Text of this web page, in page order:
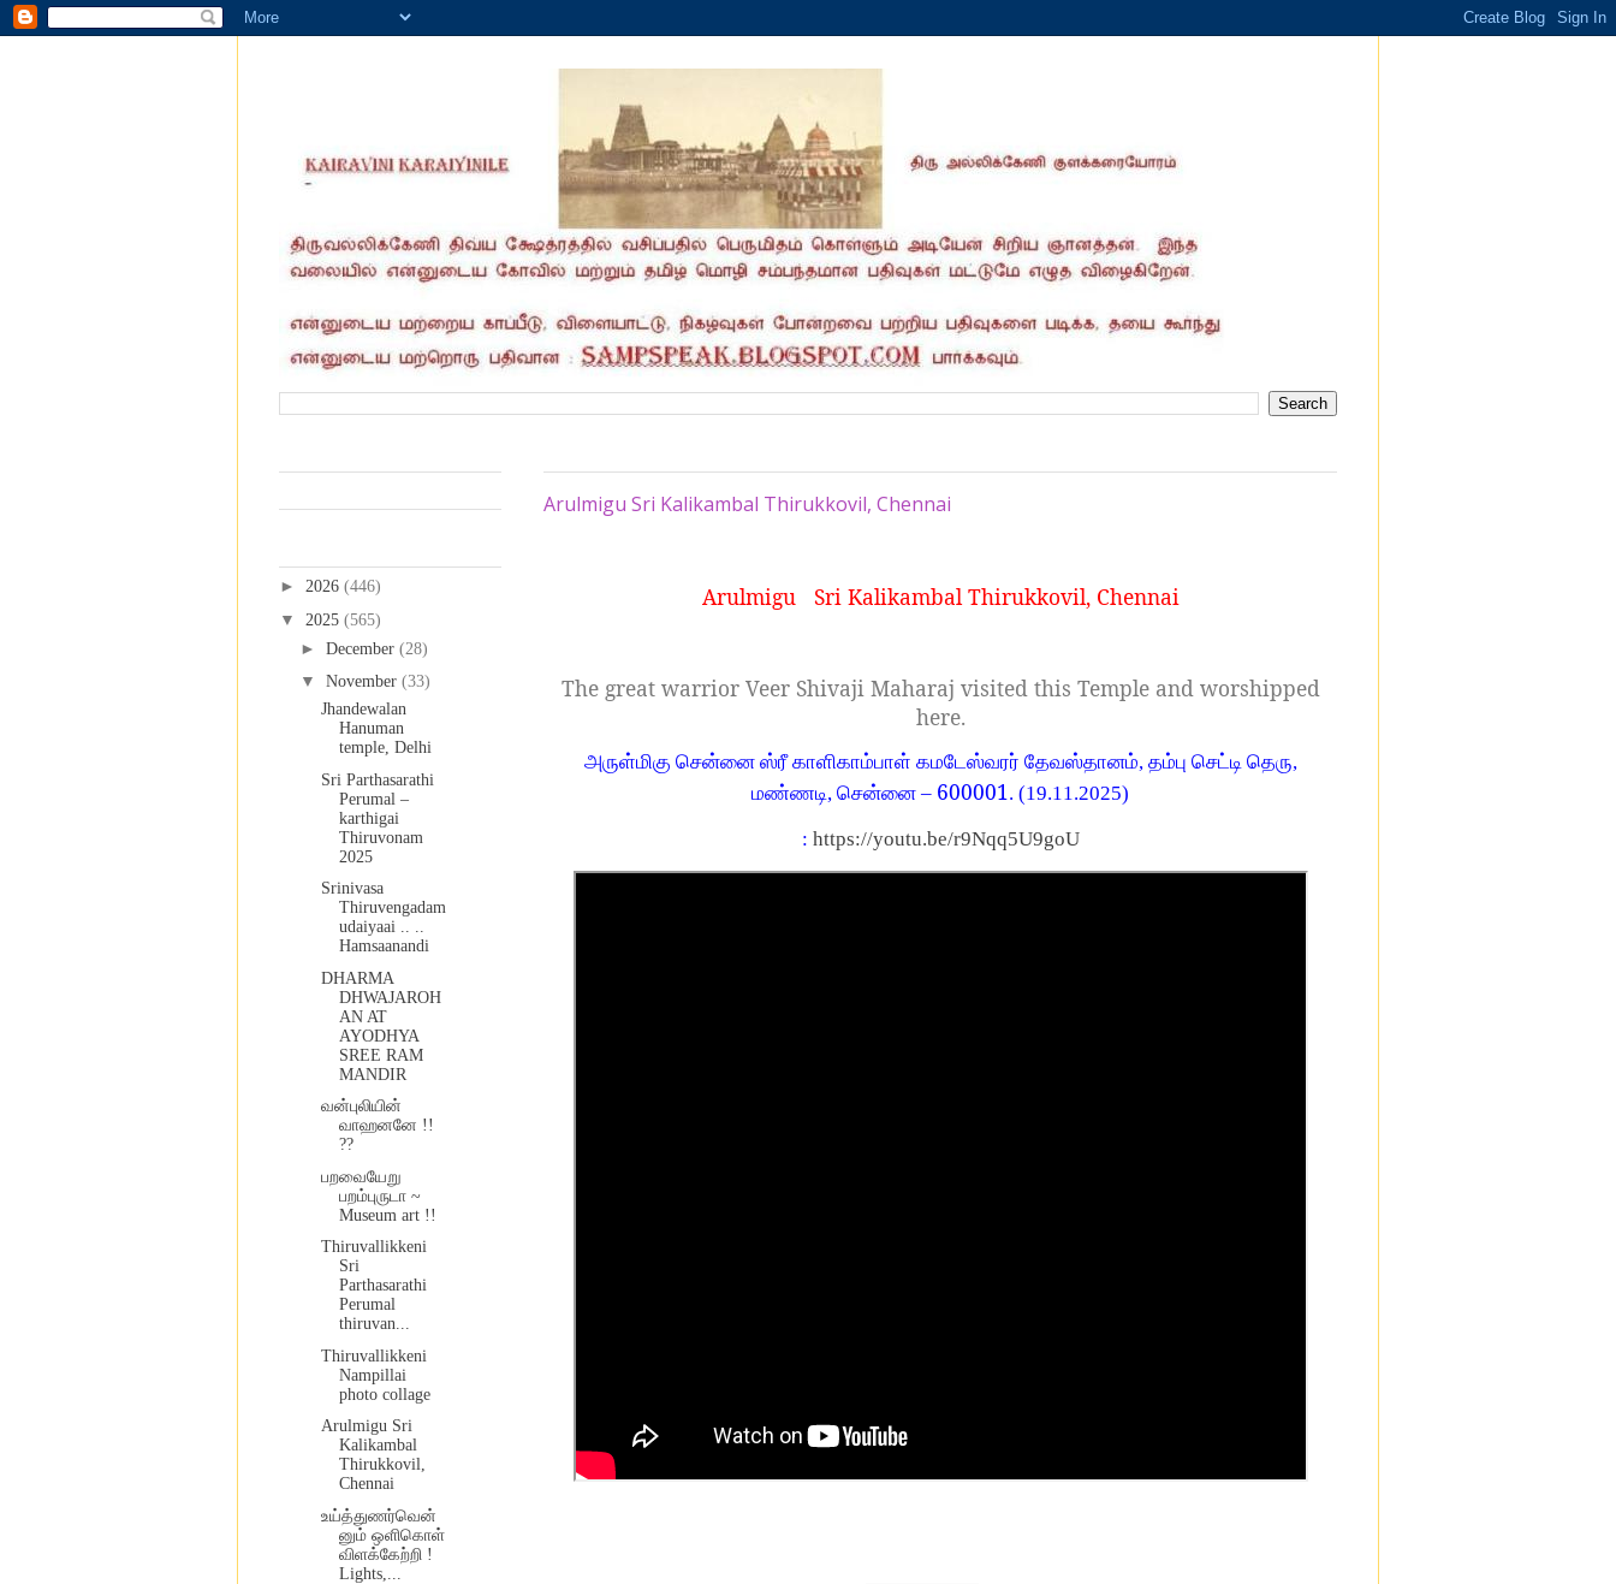
Arulmigu Sri Kalikambal Thirukkovil, Chennai
Arulmigu Sri Kalikambal Thirukkovil, Chennai
The great warrior Veer Shivaji Maharaj visited this Temple and worshipped
here.
அருள்மிகு சென்னை ஸ்ரீ காளிகாம்பாள் கமடேஸ்வரர் தேவஸ்தானம், தம்பு செட்டி தெரு,
மண்ணடி, சென்னை – 600001. (19.11.2025)
: https://youtu.be/r9Nqq5U9goU
► 2026 (446)
▼ 2025 (565)
► December (28)
▼ November (33)
Jhandewalan
Hanuman
temple, Delhi
Sri Parthasarathi
Perumal –
karthigai
Thiruvonam
2025
Srinivasa
Thiruvengadam
udaiyaai .. ..
Hamsaanandi
DHARMA
DHWAJAROH
AN AT
AYODHYA
SREE RAM
MANDIR
வன்புலியின்
வாஹனனே !!
??
பறவையேறு
பறம்புருடா ~
Museum art !!
Thiruvallikkeni
Sri
Parthasarathi
Perumal
thiruvan...
Thiruvallikkeni
Nampillai
photo collage
Arulmigu Sri
Kalikambal
Thirukkovil,
Chennai
உய்த்துணர்வென்
னும் ஒளிகொள்
விளக்கேற்றி !
Lights,...